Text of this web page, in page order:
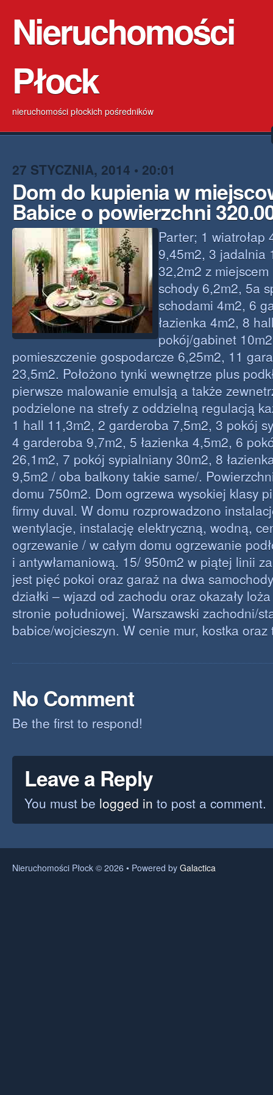
Nieruchomości
Płock
nieruchomości płockich pośredników
27 STYCZNIA, 2014 • 20:01
Dom do kupienia w
Babice o powierzchni
Parter; 1 wiatrołap
9,45m2, 3 jadalnia
32,2m2 z
schody 6,2m2, 5a
schodami 4m2, 6
łazienka 4m2, 8
pokój/gabinet
pomieszczenie gospodarcze 6,25m2, 11
23,5m2. Położono tynki wewnętrze plus
pierwsze malowanie emulsją a także
podzielone na strefy z oddzielną regulacją
1 hall 11,3m2, 2 garderoba 7,5m2, 3 pokój
4 garderoba 9,7m2, 5 łazienka 4,5m2, 6
26,1m2, 7 pokój sypialniany 30m2, 8
9,5m2 / oba balkony takie same/.
domu 750m2. Dom ogrzewa wysokiej klasy
firmy duval. W domu rozprowadzono
wentylacje, instalację elektryczną, wodną,
ogrzewanie / w całym domu ogrzewanie
i antywłamaniową. 15/ 950m2 w piątej linii
jest pięć pokoi oraz garaż na dwa
działki – wjazd od zachodu oraz okazały
stronie południowej. Warszawski zachodni/
babice/wojcieszyn. W cenie mur, kostka oraz
No Comment
Be the first to respond!
Leave a Reply
You must be logged in to post a comment.
Nieruchomości Płock © 2026 • Powered by Galactica